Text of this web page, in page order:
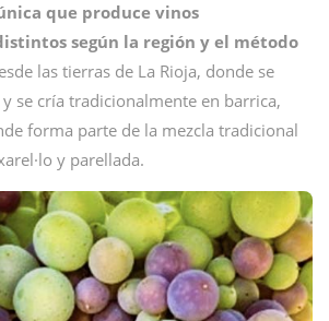
que produce vinos
según la región y el método
las tierras de La Rioja, donde se
se cría tradicionalmente en barrica,
forma parte de la mezcla tradicional
y parellada.